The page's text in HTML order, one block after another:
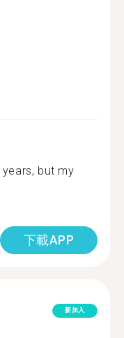
but my
下載APP
新加入